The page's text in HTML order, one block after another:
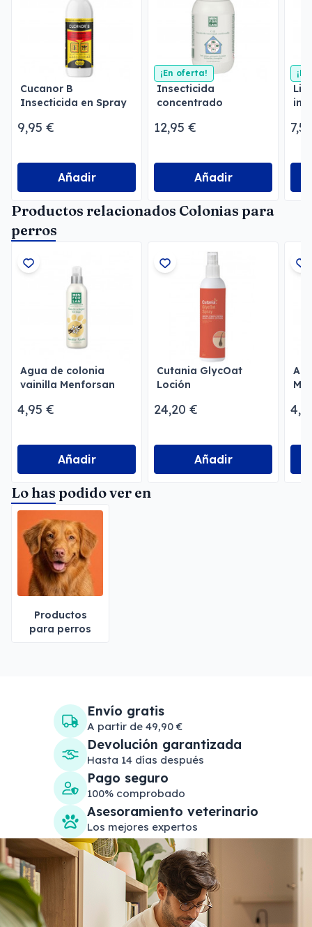
Cucanor B
Insecticida en Spray
9,95 €
Añadir
¡En oferta!
Insecticida
concentrado
Menforsan
12,95 €
Añadir
Productos relacionados Colonias para
perros
Agua de colonia
vainilla Menforsan
4,95 €
Añadir
Cutania GlycOat
Loción
Spray
24,20 €
Añadir
Lo has podido ver en
Productos
para perros
Envío gratis
A partir de 49,90 €
Devolución garantizada
Hasta 14 días después
Pago seguro
100% comprobado
Asesoramiento veterinario
Los mejores expertos